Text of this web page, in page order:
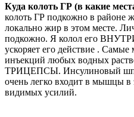
Куда колоть ГР (в какие
колоть ГР подкожно в районе
локально жир в этом месте.
подкожно. Я колол его
ускоряет его действие .
инъекций любых водных
ТРИЦЕПСЫ. Инсулиновый
очень легко входит в мышцы в
видимых усилий.